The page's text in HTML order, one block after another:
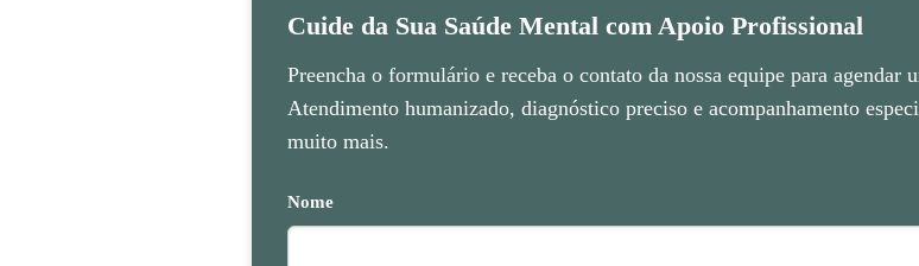
Cuide da Sua Saúde Mental com Apoio Profissional
Preencha o formulário e receba o contato da nossa equipe para
Atendimento humanizado, diagnóstico preciso e acompanhamento
muito mais.
Nome